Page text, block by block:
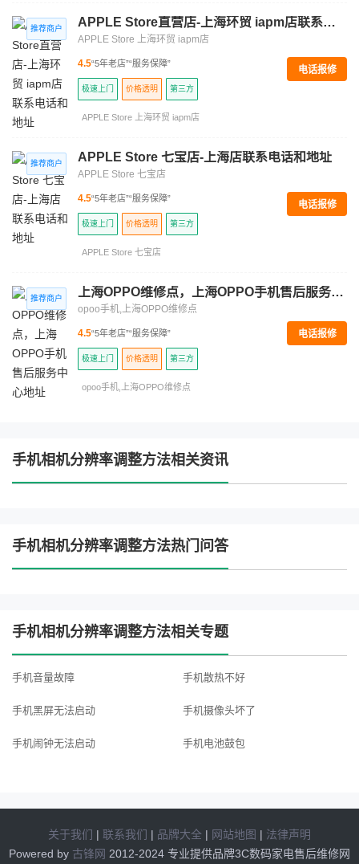
APPLE Store直营店-上海环贸 iapm店联系电话和地址
APPLE Store 上海环贸 iapm店
4.5“5年老店”“服务保障”
极速上门 价格透明 第三方
APPLE Store 上海环贸 iapm店
电话报修
APPLE Store 七宝店-上海店联系电话和地址
APPLE Store 七宝店
4.5“5年老店”“服务保障”
极速上门 价格透明 第三方
APPLE Store 七宝店
电话报修
上海OPPO维修点，上海OPPO手机售后服务中心地址
opoo手机,上海OPPO维修点
4.5“5年老店”“服务保障”
极速上门 价格透明 第三方
opoo手机,上海OPPO维修点
电话报修
手机相机分辨率调整方法相关资讯
手机相机分辨率调整方法热门问答
手机相机分辨率调整方法相关专题
手机音量故障 手机散热不好
手机黑屏无法启动 手机摄像头坏了
手机闹钟无法启动 手机电池鼓包
手机提示存储空间不足 手机延长电池寿命
手机无法充电 手机发烫怎么办
关于我们 | 联系我们 | 品牌大全| 网站地图 | 法律声明
Powered by 古锋网 2012-2024 专业提供品牌3C数码家电售后维修网